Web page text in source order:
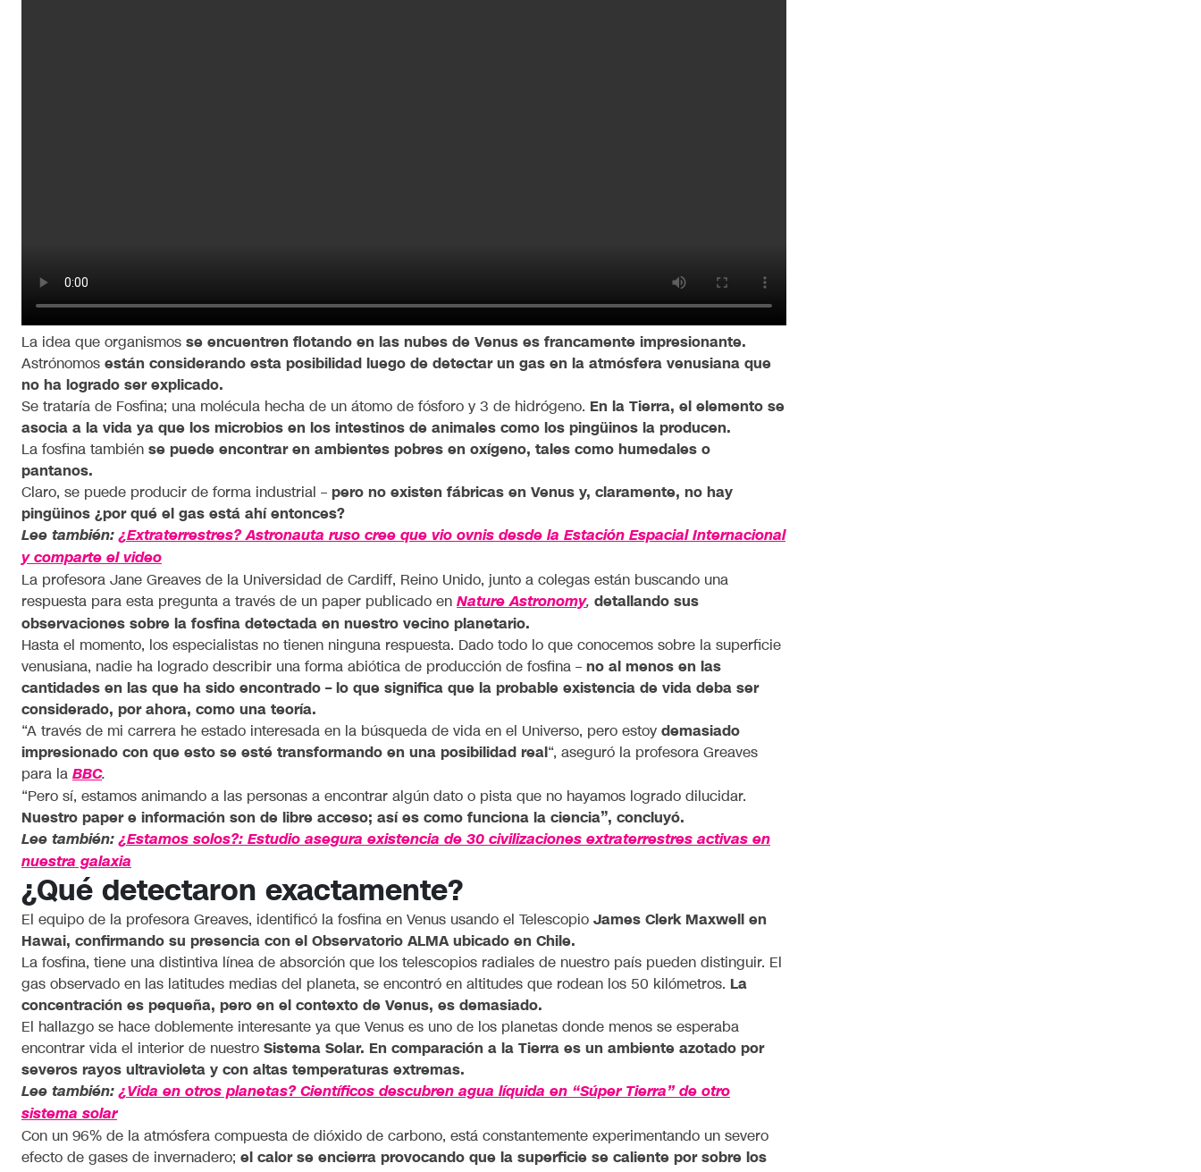
La idea que organismos se encuentren flotando en las nubes de Venus es francamente impresionante.
Astrónomos están considerando esta posibilidad luego de detectar un gas en la atmósfera venusiana que
no ha logrado ser explicado.
Se trataría de Fosfina; una molécula hecha de un átomo de fósforo y 3 de hidrógeno. En la Tierra, el elemento se
asocia a la vida ya que los microbios en los intestinos de animales como los pingüinos la producen.
La fosfina también se puede encontrar en ambientes pobres en oxígeno, tales como humedales o
pantanos.
Claro, se puede producir de forma industrial – pero no existen fábricas en Venus y, claramente, no hay
pingüinos ¿por qué el gas está ahí entonces?
Lee también:¿Extraterrestres? Astronauta ruso cree que vio ovnis desde la Estación Espacial Internacional
y comparte el video
La profesora Jane Greaves de la Universidad de Cardiff, Reino Unido, junto a colegas están buscando una
respuesta para esta pregunta a través de un paper publicado en Nature Astronomy, detallando sus
observaciones sobre la fosfina detectada en nuestro vecino planetario.
Hasta el momento, los especialistas no tienen ninguna respuesta. Dado todo lo que conocemos sobre la superficie
venusiana, nadie ha logrado describir una forma abiótica de producción de fosfina – no al menos en las
cantidades en las que ha sido encontrado – lo que significa que la probable existencia de vida deba ser
considerado, por ahora, como una teoría.
“A través de mi carrera he estado interesada en la búsqueda de vida en el Universo, pero estoy demasiado
impresionado con que esto se esté transformando en una posibilidad real“, aseguró la profesora Greaves
para la BBC.
“Pero sí, estamos animando a las personas a encontrar algún dato o pista que no hayamos logrado dilucidar.
Nuestro paper e información son de libre acceso; así es como funciona la ciencia”, concluyó.
Lee también:¿Estamos solos?: Estudio asegura existencia de 30 civilizaciones extraterrestres activas en
nuestra galaxia
¿Qué detectaron exactamente?
El equipo de la profesora Greaves, identificó la fosfina en Venus usando el Telescopio James Clerk Maxwell en
Hawai, confirmando su presencia con el Observatorio ALMA ubicado en Chile.
La fosfina, tiene una distintiva línea de absorción que los telescopios radiales de nuestro país pueden distinguir. El
gas observado en las latitudes medias del planeta, se encontró en altitudes que rodean los 50 kilómetros. La
concentración es pequeña, pero en el contexto de Venus, es demasiado.
El hallazgo se hace doblemente interesante ya que Venus es uno de los planetas donde menos se esperaba
encontrar vida el interior de nuestro Sistema Solar. En comparación a la Tierra es un ambiente azotado por
severos rayos ultravioleta y con altas temperaturas extremas.
Lee también:¿Vida en otros planetas? Científicos descubren agua líquida en “Súper Tierra” de otro
sistema solar
Con un 96% de la atmósfera compuesta de dióxido de carbono, está constantemente experimentando un severo
efecto de gases de invernadero; el calor se encierra provocando que la superficie se caliente por sobre los